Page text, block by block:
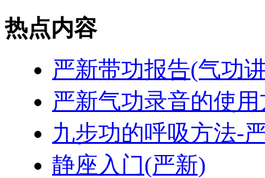
热点内容
严新带功报告(气功
严新气功录音的使
九步功的呼吸方法-
静座入门(严新)